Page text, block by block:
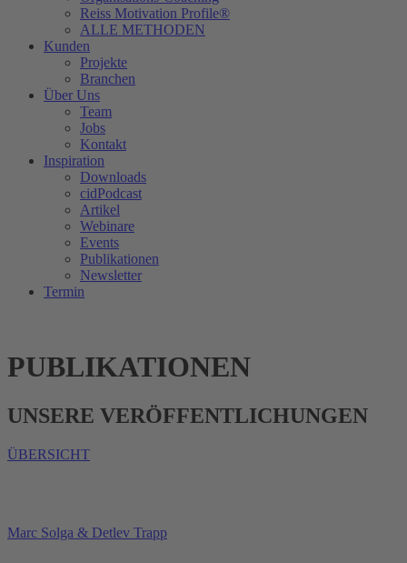
Reiss Motivation Profile®
ALLE METHODEN
Kunden
Projekte
Branchen
Über Uns
Team
Jobs
Kontakt
Inspiration
Downloads
cidPodcast
Artikel
Webinare
Events
Publikationen
Newsletter
Termin
PUBLIKATIONEN
UNSERE VERÖFFENTLICHUNGEN
ÜBERSICHT
Marc Solga & Detlev Trapp